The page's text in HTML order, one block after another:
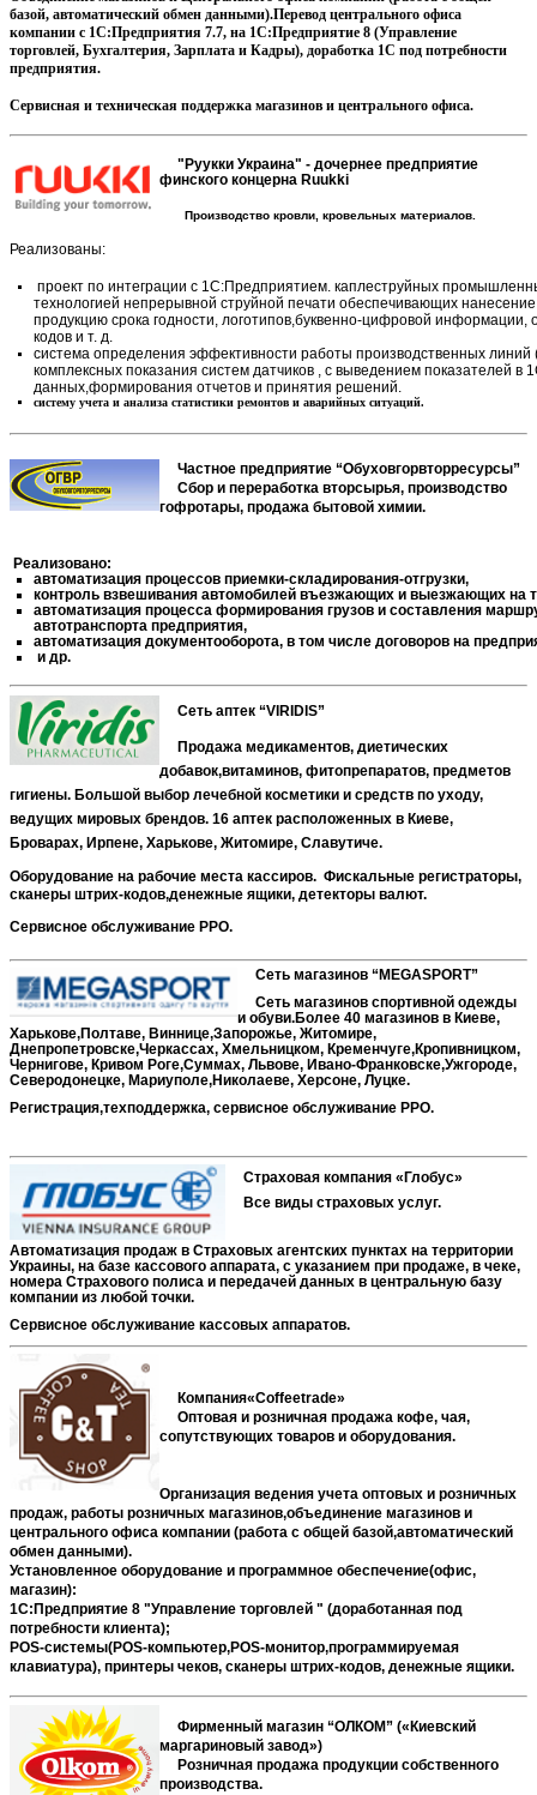
базой, автоматический обмен данными).Перевод центрального офиса
компании с 1С:Предприятия 7.7, на 1С:Предприятие 8 (Управление
торговлей, Бухгалтерия, Зарплата и Кадры), доработка 1С под потребности
предприятия.
Сервисная и техническая поддержка магазинов и центрального офиса.
"Руукки Украина" - дочернее предприятие
финского концерна Ruukki
Производство кровли, кровельных материалов.
Реализованы:
проект по интеграции с 1С:Предприятием. каплеструйных
технологией непрерывной струйной печати обеспечивающих
продукцию срока годности, логотипов,буквенно-цифровой
кодов и т. д.
система определения эффективности работы производственных линий
комплексных показания систем датчиков , с выведением показателей в
данных,формирования отчетов и принятия решений.
систему учета и анализа статистики ремонтов и аварийных ситуаций.
Частное предприятие “Обуховгорвторресурсы”
Сбор и переработка вторсырья, производство
гофротары, продажа бытовой химии.
Реализовано:
автоматизация процессов приемки-складирования-отгрузки,
контроль взвешивания автомобилей въезжающих и выезжающих на
автоматизация процесса формирования грузов и составления
автотранспорта предприятия,
автоматизация документооборота, в том числе договоров на
и др.
Сеть аптек “VIRIDIS”
Продажа медикаментов, диетических
добавок,витаминов, фитопрепаратов, предметов
гигиены. Большой выбор лечебной косметики и средств по уходу,
ведущих мировых брендов. 16 аптек расположенных в Киеве,
Броварах, Ирпене, Харькове, Житомире, Славутиче.
Оборудование на рабочие места кассиров. Фискальные регистраторы,
сканеры штрих-кодов,денежные ящики, детекторы валют.
Сервисное обслуживание РРО.
Сеть магазинов “MEGASPORT”
Сеть магазинов спортивной одежды
и обуви.Более 40 магазинов в Киеве,
Харькове,Полтаве, Виннице,Запорожье, Житомире,
Днепропетровске,Черкассах, Хмельницком, Кременчуге,Кропивницком,
Чернигове, Кривом Роге,Суммах, Львове, Ивано-Франковске,Ужгороде,
Северодонецке, Мариуполе,Николаеве, Херсоне, Луцке.
Регистрация,техподдержка, сервисное обслуживание РРО.
Страховая компания «Глобус»
Все виды страховых услуг.
Автоматизация продаж в Страховых агентских пунктах на территории
Украины, на базе кассового аппарата, с указанием при продаже, в чеке,
номера Страхового полиса и передачей данных в центральную базу
компании из любой точки.
Сервисное обслуживание кассовых аппаратов.
Компания«Coffeetrade»
Оптовая и розничная продажа кофе, чая,
сопутствующих товаров и оборудования.
Организация ведения учета оптовых и розничных
продаж, работы розничных магазинов,объединение магазинов и
центрального офиса компании (работа с общей базой,автоматический
обмен данными).
Установленное оборудование и программное обеспечение(офис,
магазин):
1С:Предприятие 8 "Управление торговлей " (доработанная под
потребности клиента);
POS-системы(POS-компьютер,POS-монитор,программируемая
клавиатура), принтеры чеков, сканеры штрих-кодов, денежные ящики.
Фирменный магазин “ОЛКОМ” («Киевский
маргариновый завод»)
Розничная продажа продукции собственного
производства.